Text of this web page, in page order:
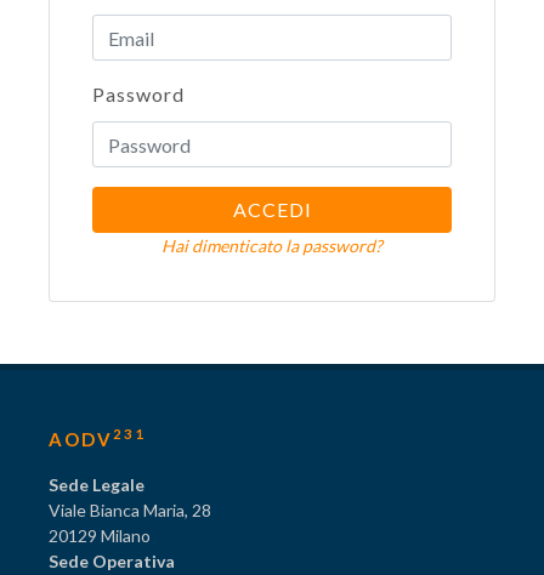
Password
ACCEDI
Hai dimenticato la password?
AODV 231
Sede Legale
Viale Bianca Maria, 28
20129 Milano
Sede Operativa